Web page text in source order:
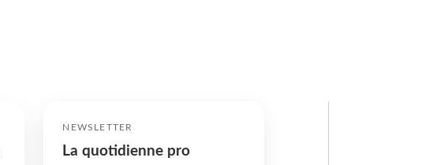
NEWSLETTER
La quotidienne pro